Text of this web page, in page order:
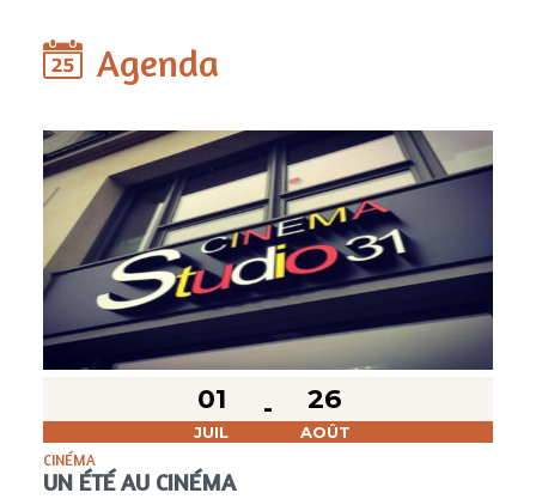
Agenda
01
JUIL
26
AOÛT
CINÉMA
UN ÉTÉ AU CINÉMA